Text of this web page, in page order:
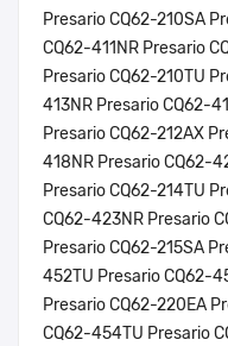
Presario CQ62-210SA
CQ62-411NR Presario
Presario CQ62-210TU
413NR Presario CQ62-
Presario CQ62-212AX
418NR Presario CQ62-
Presario CQ62-214TU
CQ62-423NR Presario
Presario CQ62-215SA
452TU Presario CQ62-
Presario CQ62-220EA
CQ62-454TU Presario